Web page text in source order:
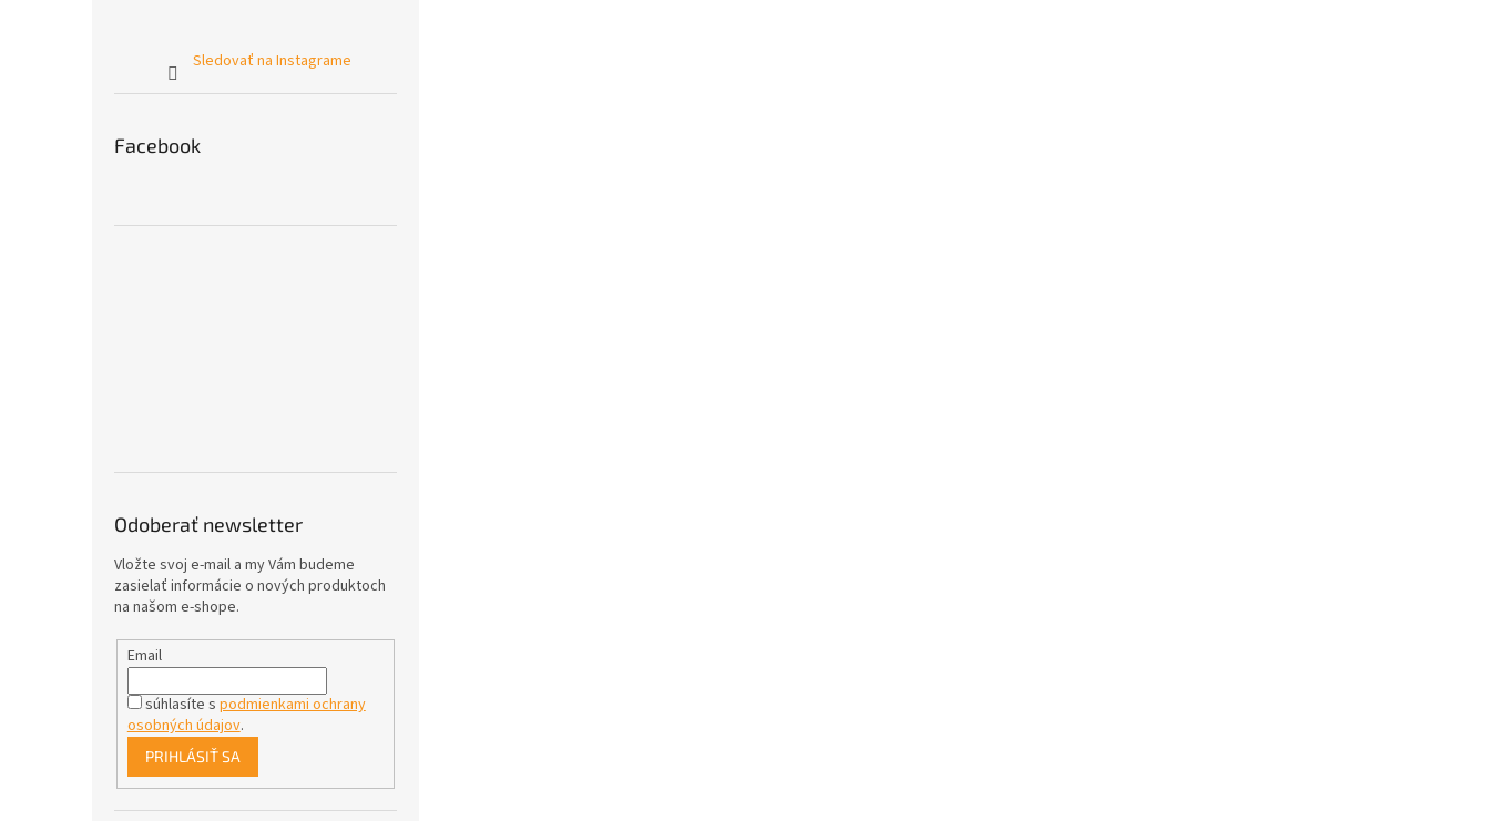
Sledovať na Instagrame
Facebook
Odoberať newsletter
Vložte svoj e-mail a my Vám budeme
zasielať informácie o nových produktoch
na našom e-shope.
Email
súhlasíte s podmienkami ochrany
osobných údajov.
PRIHLÁSIŤ SA